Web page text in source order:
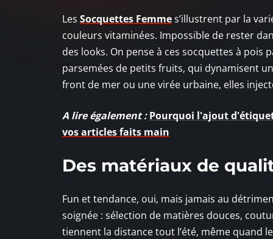
Les Socquettes Femmes’illustrent par la
couleurs vitaminées. Impossible de rester
des looks. On pense à ces socquettes à pois
parsemées de petits fruits, qui dynamisent
front de mer ou une virée urbaine, elles
A lire également : Pourquoi l'ajout
vos articles faits main
Des matériaux de
Fun et tendance, oui, mais jamais au
soignée : sélection de matières douces,
tiennent la distance tout l’été, même quand